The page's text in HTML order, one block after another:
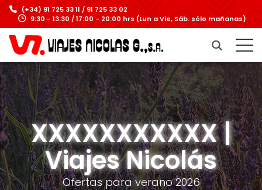
(+34) 91 725 33 11 / 91 725 33 02
9:30 - 13:30 / 17:00 - 20:00 hrs (Lun a Vie, Sáb. sólo mañanas)
XXXXXXXXXXX |
Viajes Nicolás
Ofertas para verano 2026